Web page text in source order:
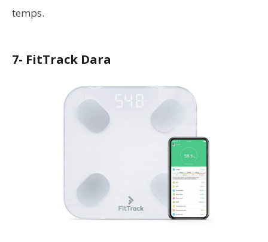
temps.
7- FitTrack Dara